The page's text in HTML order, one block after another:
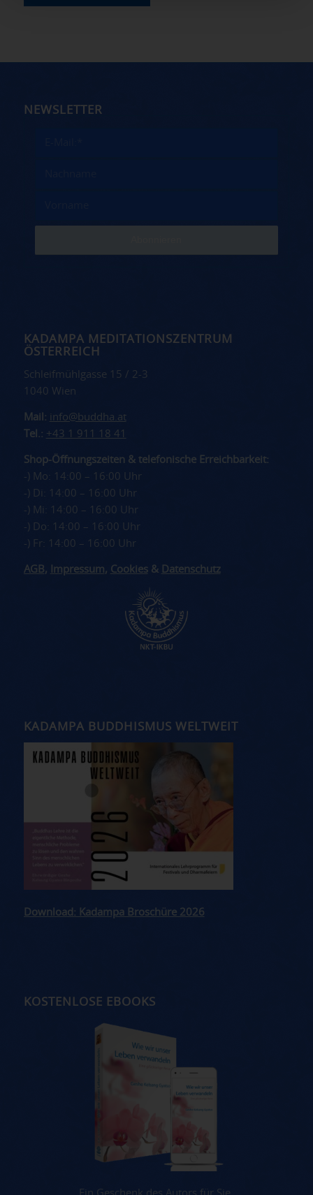
NEWSLETTER
KADAMPA MEDITATIONSZENTRUM
ÖSTERREICH
Schleifmühlgasse 15 / 2-3
1040 Wien
Mail: info@buddha.at
Tel.: +43 1 911 18 41
Shop-Öffnungszeiten & telefonische Erreichbarkeit:
-) Mo: 14:00 – 16:00 Uhr
-) Di: 14:00 – 16:00 Uhr
-) Mi: 14:00 – 16:00 Uhr
-) Do: 14:00 – 16:00 Uhr
-) Fr: 14:00 – 16:00 Uhr
AGB , Impressum, Cookies& Datenschutz
KADAMPA BUDDHISMUS WELTWEIT
Download: Kadampa Broschüre 2026
KOSTENLOSE EBOOKS